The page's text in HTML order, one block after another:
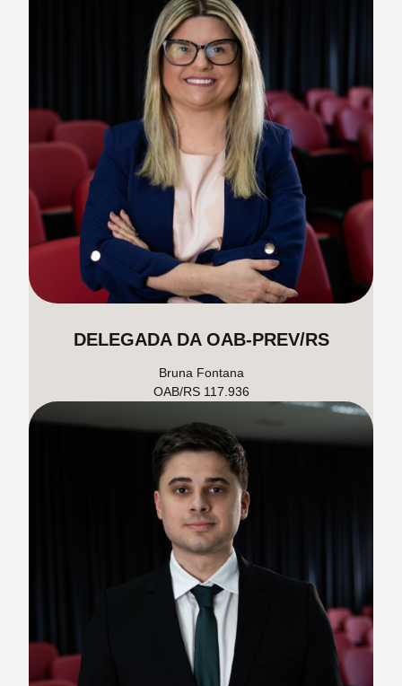
DELEGADA DA OAB-PREV/RS
Bruna Fontana
OAB/RS 117.936